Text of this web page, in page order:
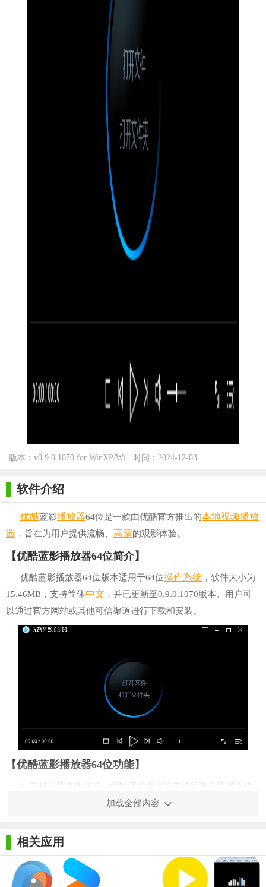
版本：v0.9.0.1070 for WinXP/Wi
时间：2024-12-03
软件介绍
优酷蓝影播放器64位是一款由优酷官方推出的本地视频播放
器 ，旨在为用户提供流畅、 高清的观影体验。
【优酷蓝影播放器64位简介】
优酷蓝影播放器64位版本适用于64位操作系统 ，软件大小为
15.46MB，支持简体中文 ，并已更新至0.9.0.1070版本。用户可
以通过官方网站或其他可信渠道进行下载和安装。
【优酷蓝影播放器64位功能】
1. 支持主流媒体格式：优酷蓝影播放器支持所有主流媒体格
式，包括常见的视频和音频文件，无需额外的转码或解码器。
和流畅的播放体验。
3. 播放记录管理：自动记录用户的播放历史，方便用户随时
继续观看或回顾已观看的内容。
加载全部内容
相关应用